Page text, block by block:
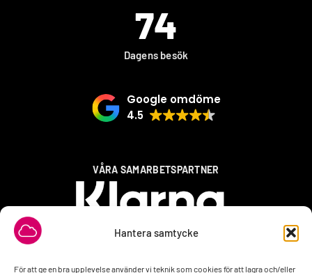
Hantera samtycke
För att ge en bra upplevelse använder vi teknik som cookies för att lagra och/eller
74
Dagens besök
Google omdöme
4.5
VÅRA SAMARBETSPARTNER